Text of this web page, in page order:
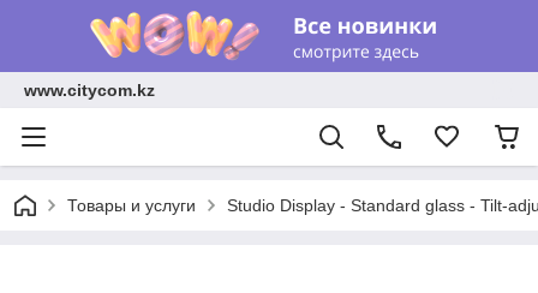
www.citycom.kz
Товары и услуги Studio Display - Standard glass - Tilt-